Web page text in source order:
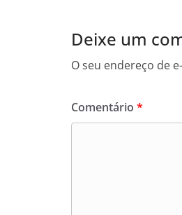
Deixe um
O seu endereço de
Comentário *